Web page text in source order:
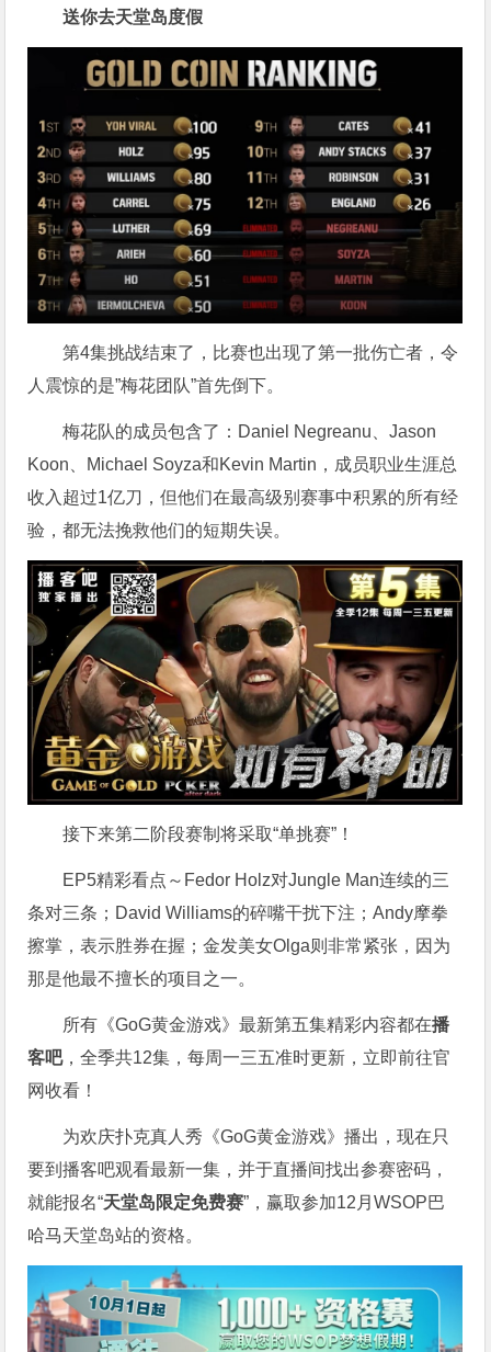
送你去天堂岛度假
第4集挑战结束了，比赛也出现了第一批伤亡者，令
人震惊的是”梅花团队”首先倒下。
梅花队的成员包含了：Daniel Negreanu、Jason
Koon、Michael Soyza和Kevin Martin，成员职业生涯总
收入超过1亿刀，但他们在最高级别赛事中积累的所有经
验，都无法挽救他们的短期失误。
接下来第二阶段赛制将采取“单挑赛”！
EP5精彩看点～Fedor Holz对Jungle Man连续的三
条对三条；David Williams的碎嘴干扰下注；Andy摩拳
擦掌，表示胜券在握；金发美女Olga则非常紧张，因为
那是他最不擅长的项目之一。
所有《GoG黄金游戏》最新第五集精彩内容都在播
客吧，全季共12集，每周一三五准时更新，立即前往官
网收看！
为欢庆扑克真人秀《GoG黄金游戏》播出，现在只
要到播客吧观看最新一集，并于直播间找出参赛密码，
就能报名“天堂岛限定免费赛”，赢取参加12月WSOP巴
哈马天堂岛站的资格。